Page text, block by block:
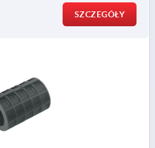
SZCZEGÓŁY